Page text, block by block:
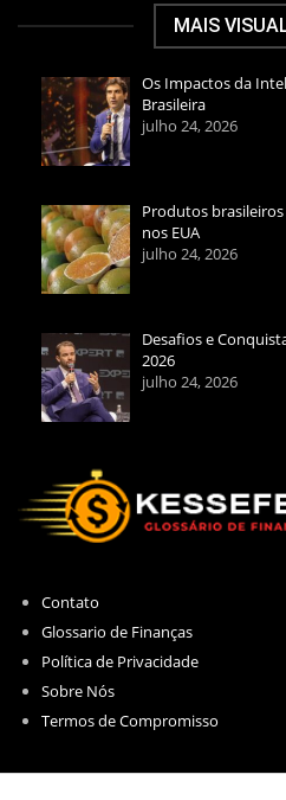
MAIS
Os Impactos da
Brasileira
julho 24, 2026
Produtos
nos EUA
julho 24, 2026
Desafios e
2026
julho 24, 2026
Contato
Glossario de Finanças
Política de Privacidade
Sobre Nós
Termos de Compromisso